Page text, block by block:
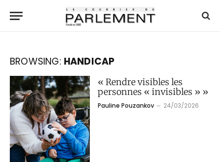
BROWSING: HANDICAP
« Rendre visibles les
personnes « invisibles » »
Pauline Pouzankov 24/03/2026